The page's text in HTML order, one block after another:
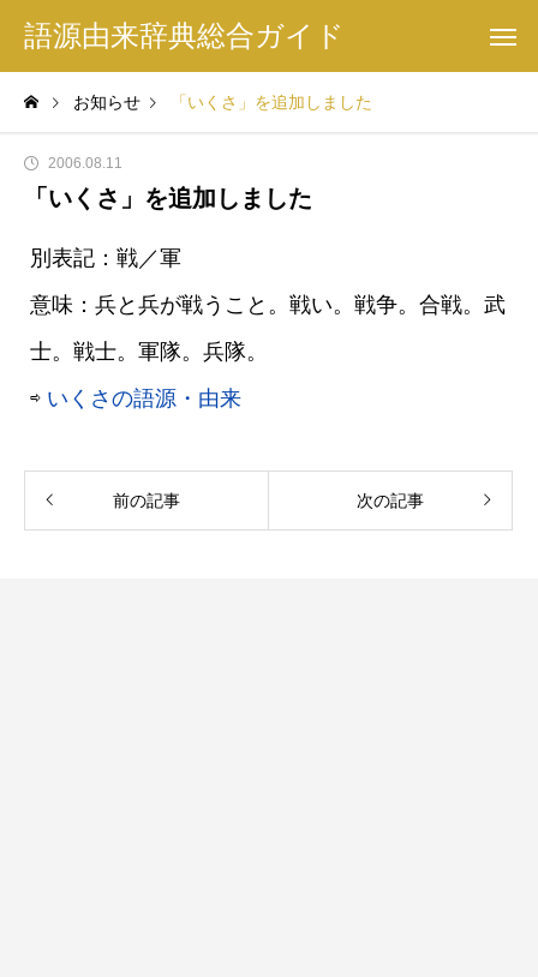
語源由来辞典総合ガイド
お知らせ 「いくさ」を追加しました
2006.08.11
「いくさ」を追加しました
別表記：戦／軍
意味：兵と兵が戦うこと。戦い。戦争。合戦。武
士。戦士。軍隊。兵隊。
⇨ いくさの語源・由来
前の記事 次の記事